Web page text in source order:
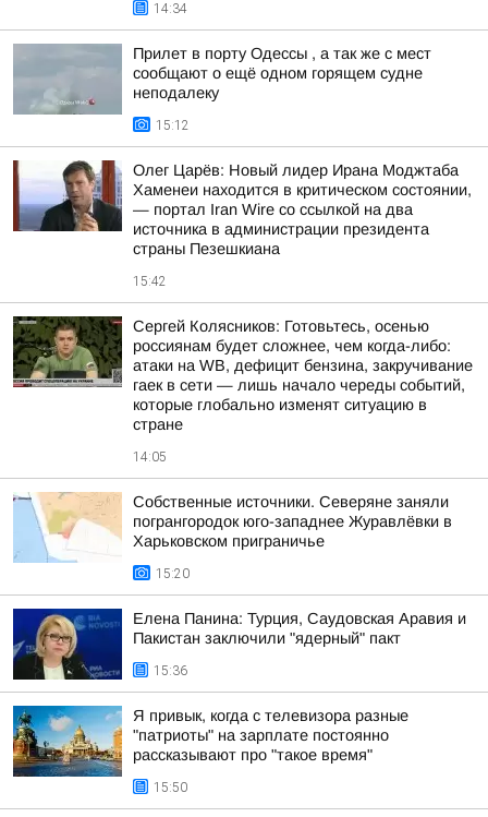
14:34
Прилет в порту Одессы , а так же с мест
сообщают о ещё одном горящем судне
неподалеку
15:12
Олег Царёв: Новый лидер Ирана Моджтаба
Хаменеи находится в критическом состоянии,
— портал Iran Wire со ссылкой на два
источника в администрации президента
страны Пезешкиана
15:42
Сергей Колясников: Готовьтесь, осенью
россиянам будет сложнее, чем когда-либо:
атаки на WB, дефицит бензина, закручивание
гаек в сети — лишь начало череды событий,
которые глобально изменят ситуацию в
стране
14:05
Собственные источники. Северяне заняли
погрангородок юго-западнее Журавлёвки в
Харьковском приграничье
15:20
Елена Панина: Турция, Саудовская Аравия и
Пакистан заключили "ядерный" пакт
15:36
Я привык, когда с телевизора разные
"патриоты" на зарплате постоянно
рассказывают про "такое время"
15:50